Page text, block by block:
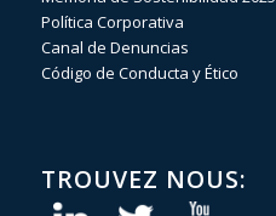
Política Corporativa
Canal de Denuncias
Código de Conducta y Ético
TROUVEZ NOUS: